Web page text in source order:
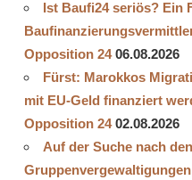
Ist Baufi24 seriös? Ein
Opposition 24 06.08.2026
Fürst: Marokkos
mit EU-Geld finanziert
Opposition 24 02.08.2026
Auf der Suche nach
Gruppenvergewaltigungen